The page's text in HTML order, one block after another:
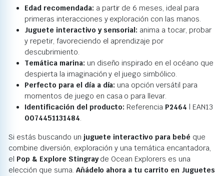
Edad recomendada: a partir de 6 meses, ideal para
primeras interacciones y exploración con las manos.
Juguete interactivo y sensorial: anima a tocar, probar
y repetir, favoreciendo el aprendizaje por
descubrimiento.
Temática marina: un diseño inspirado en el océano que
despierta la imaginación y el juego simbólico.
Perfecto para el día a día: una opción versátil para
momentos de juego en casa o para llevar.
Identificación del producto: Referencia P2464 | EAN13
0074451131484.
Si estás buscando un juguete interactivo para bebé que
combine diversión, exploración y una temática encantadora,
el Pop & Explore Stingrayde Ocean Explorers es una
elección que suma. Añádelo ahora a tu carrito en Juguetes